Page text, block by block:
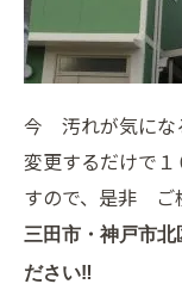
今 汚れが気にな
変更するだけで
すので、是非 ご
三田市・神戸市北
ださい‼